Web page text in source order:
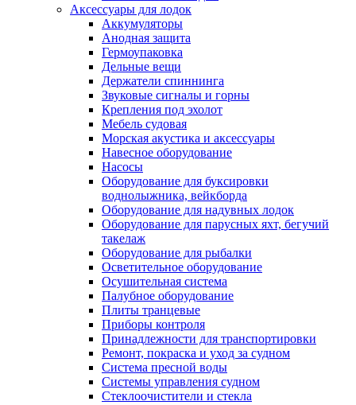
Аксессуары для лодок
Аккумуляторы
Анодная защита
Гермоупаковка
Дельные вещи
Держатели спиннинга
Звуковые сигналы и горны
Крепления под эхолот
Мебель судовая
Морская акустика и аксессуары
Навесное оборудование
Насосы
Оборудование для буксировки
воднолыжника, вейкборда
Оборудование для надувных лодок
Оборудование для парусных яхт, бегучий
такелаж
Оборудование для рыбалки
Осветительное оборудование
Осушительная система
Палубное оборудование
Плиты транцевые
Приборы контроля
Принадлежности для транспортировки
Ремонт, покраска и уход за судном
Система пресной воды
Системы управления судном
Стеклоочистители и стекла